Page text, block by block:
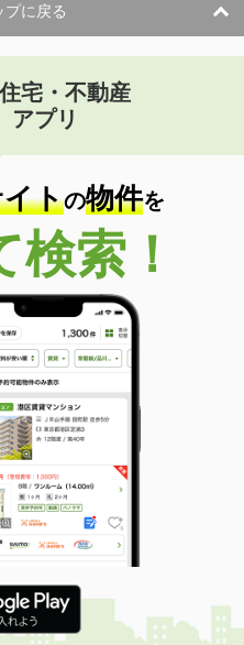
市島崎町
日市市天カ須賀４丁目
日市市日永東３
市江戸橋３丁目
プに戻る
宅・不動産
アプリ
トの物件を
検索！